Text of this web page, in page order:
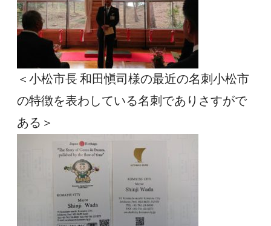
＜小松市長 和田愼司様の最近の名刺小松市
の特徴を表わしている名刺でありさすがで
ある＞